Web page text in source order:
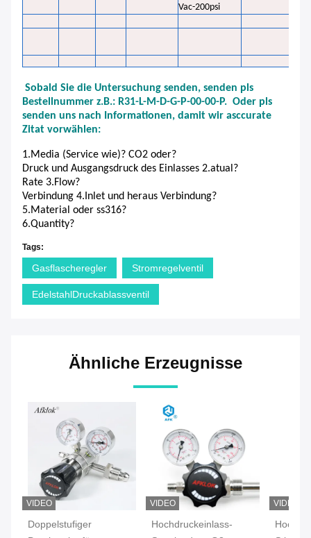
Vac-200psi
Sobald Sie die Untersuchung senden, senden pls
Bestellnummer z.B.: R31-L-M-D-G-P-00-00-P. Oder pls
senden uns nach Informationen, damit wir asccurate
Zitat vorwählen:
1.Media (Service wie)? CO2 oder?
Druck und Ausgangsdruck des Einlasses 2.atual?
Rate 3.Flow?
Verbindung 4.Inlet und heraus Verbindung?
5.Material oder ss316?
6.Quantity?
Tags:
Gasflascheregler Stromregelventil
EdelstahlDruckablassventil
Ähnliche Erzeugnisse
VIDEO
Doppelstufiger
VIDEO
Hochdruckeinlass-
VIDEO